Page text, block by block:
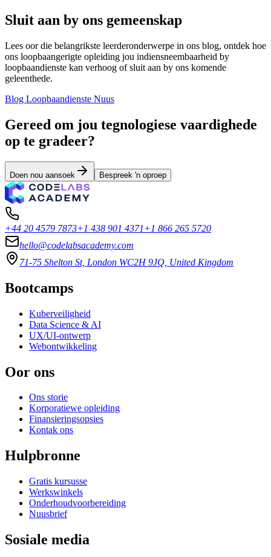
Sluit aan by ons gemeenskap
Lees oor die belangrikste leerderonderwerpe in ons blog, ontdek hoe
ons loopbaangerigte opleiding jou indiensneembaarheid by
loopbaandienste kan verhoog of sluit aan by ons komende
geleenthede.
Blog Loopbaandienste Nuus
Gereed om jou tegnologiese vaardighede
op te gradeer?
Doen nou aansoek Bespreek 'n oproep
+44 20 4579 7873+1 438 901 4371+1 866 265 5720
hello@codelabsacademy.com
71-75 Shelton St, London WC2H 9JQ, United Kingdom
Bootcamps
Kuberveiligheid
Data Science & AI
UX/UI-ontwerp
Webontwikkeling
Oor ons
Ons storie
Korporatiewe opleiding
Finansieringsopsies
Kontak ons
Hulpbronne
Gratis kursusse
Werkswinkels
Onderhoudvoorbereiding
Nuusbrief
Sosiale media